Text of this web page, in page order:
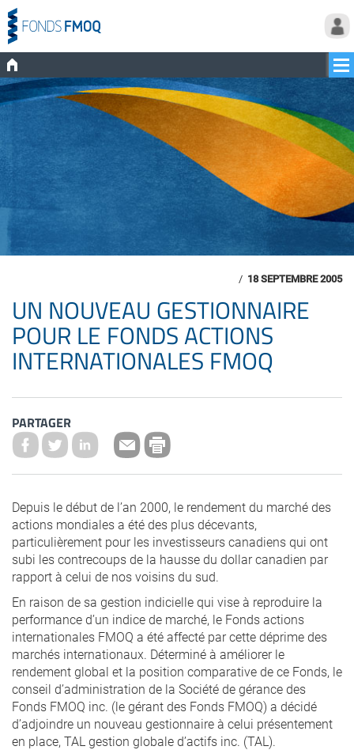
/ 18 SEPTEMBRE 2005
UN NOUVEAU GESTIONNAIRE
POUR LE FONDS ACTIONS
INTERNATIONALES FMOQ
PARTAGER
Depuis le début de l’an 2000, le rendement du marché des
actions mondiales a été des plus décevants,
particulièrement pour les investisseurs canadiens qui ont
subi les contrecoups de la hausse du dollar canadien par
rapport à celui de nos voisins du sud.
En raison de sa gestion indicielle qui vise à reproduire la
performance d’un indice de marché, le Fonds actions
internationales FMOQ a été affecté par cette déprime des
marchés internationaux. Déterminé à améliorer le
rendement global et la position comparative de ce Fonds, le
conseil d’administration de la Société de gérance des
Fonds FMOQ inc. (le gérant des Fonds FMOQ) a décidé
d’adjoindre un nouveau gestionnaire à celui présentement
en place, TAL gestion globale d’actifs inc. (TAL).